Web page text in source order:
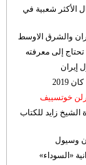
الأكثر شعبية في
والشرق الاوسط
تحتاج إلى معرفته
إيران
خوتسييف
الشيخ زايد للكتاب
وسيول
«السوداء»